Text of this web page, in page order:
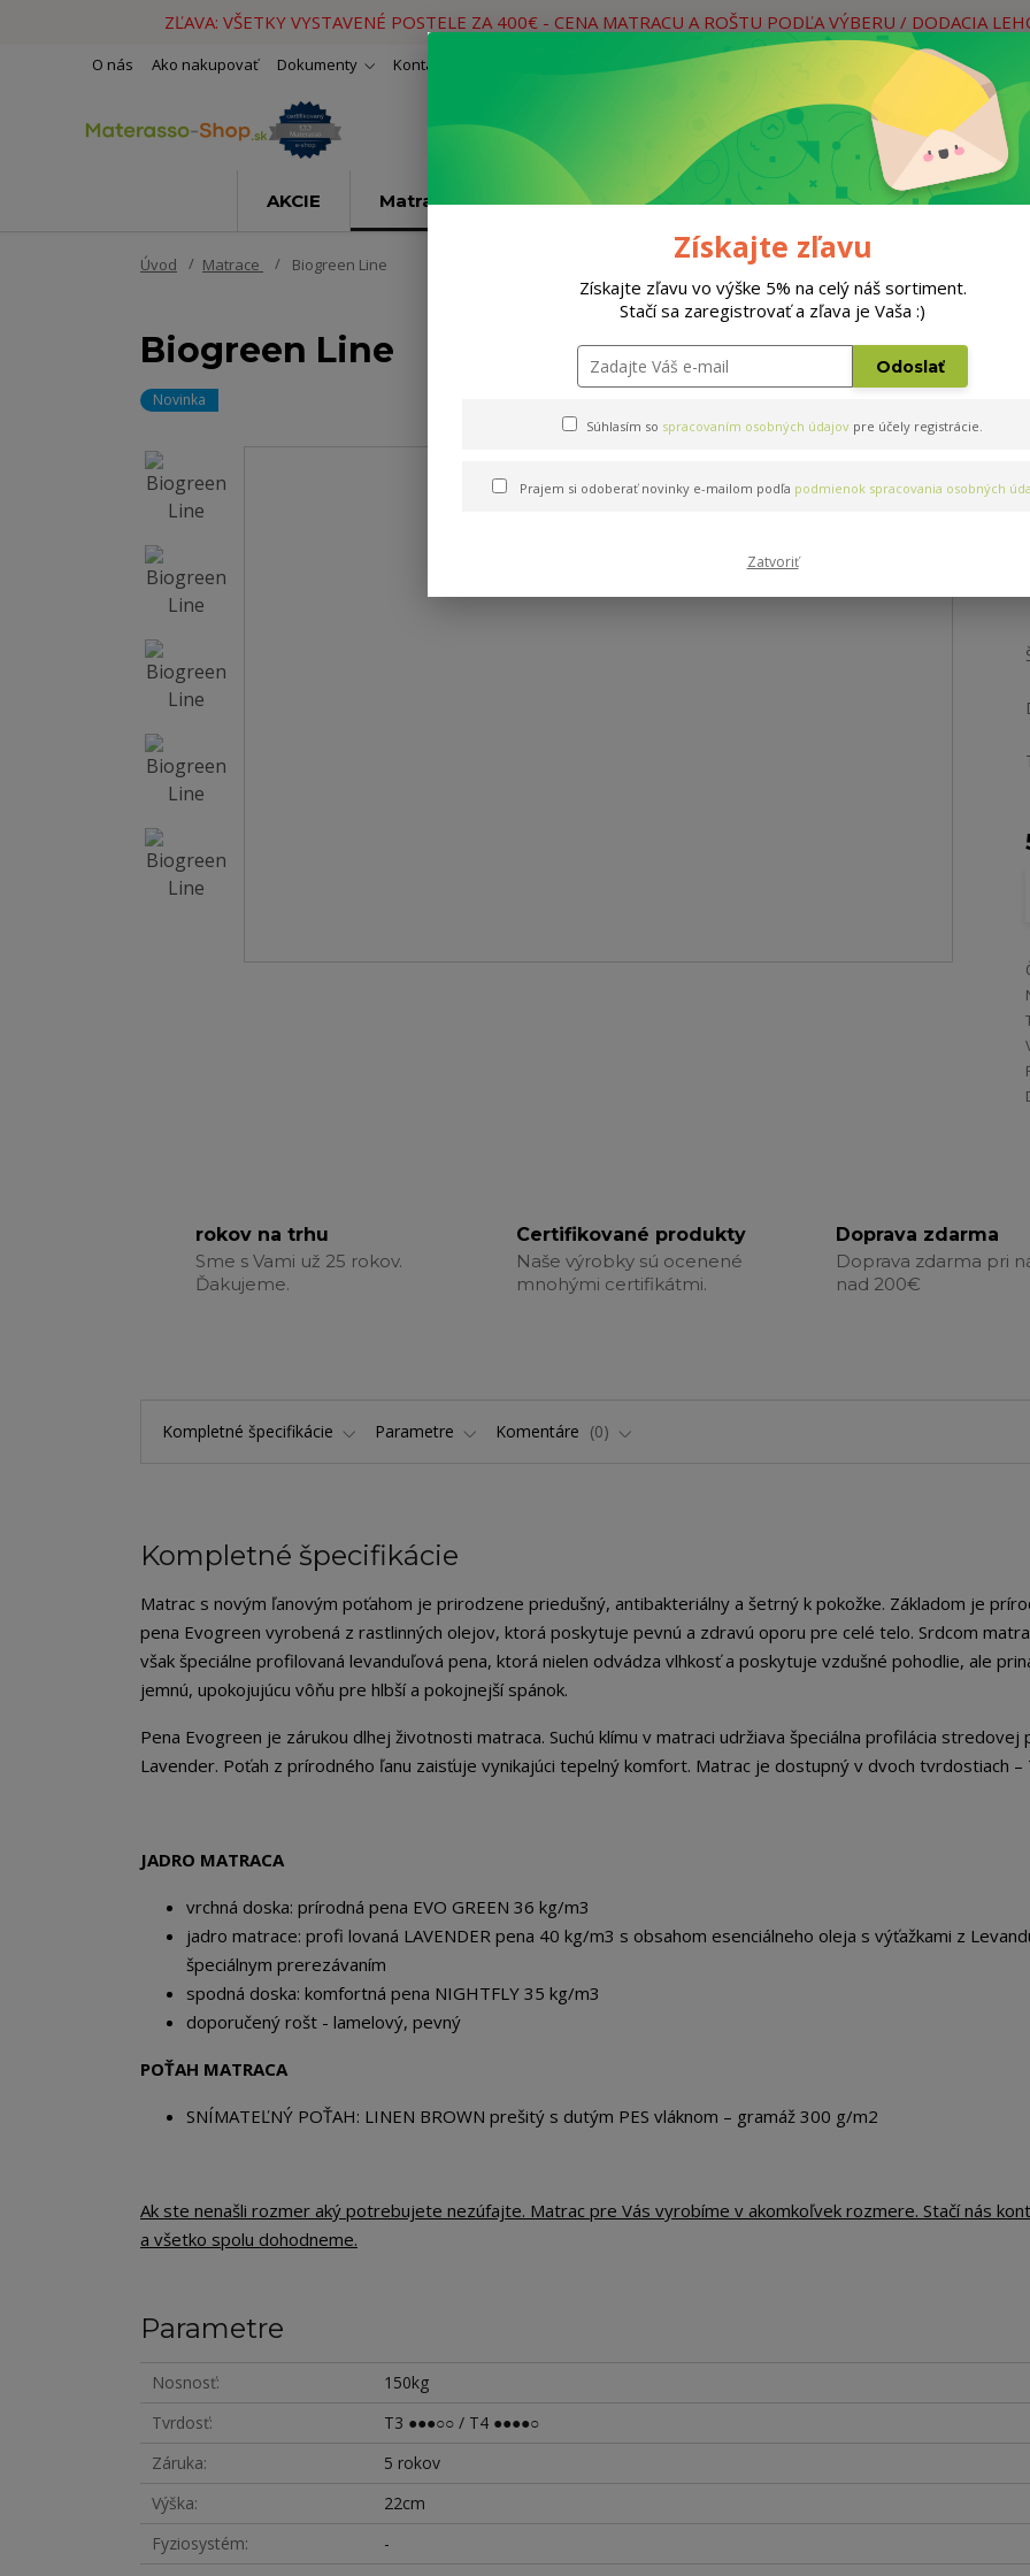
ZĽAVA: VŠETKY VYSTAVENÉ POSTELE ZA 400€ - CENA MATRACU A ROŠTU PODĽA VÝBERU / DODACIA
O nás Ako nakupovať Dokumenty Kontakty
Hľadať
Neviete si rady? Zavolajte.
AKCIE Matrace Rošty Doplnky Postele
Úvod Matrace Biogreen Line
Biogreen Line
Novinka
rokov na trhu
Sme s Vami už 25 rokov.
Ďakujeme.
Certifikované produkty
Naše výrobky sú ocenené
mnohými certifikátmi.
Doprava zdarma
Doprava zdarma pri
nad 200€
Kompletné špecifikácie Parametre Komentáre 0
Kompletné špecifikácie
Matrac s novým ľanovým poťahom je prirodzene priedušný, antibakteriálny a šetrný k pokožke. Základom je
pena Evogreen vyrobená z rastlinných olejov, ktorá poskytuje pevnú a zdravú oporu pre celé telo. Srdcom
však špeciálne profilovaná levanduľová pena, ktorá nielen odvádza vlhkosť a poskytuje vzdušné pohodlie, ale
jemnú, upokojujúcu vôňu pre hlbší a pokojnejší spánok.
Pena Evogreen je zárukou dlhej životnosti matraca. Suchú klímu v matraci udržiava špeciálna profilácia stredovej
Lavender. Poťah z prírodného ľanu zaisťuje vynikajúci tepelný komfort. Matrac je dostupný v dvoch tvrdostiach –
JADRO MATRACA
vrchná doska: prírodná pena EVO GREEN 36 kg/m3
jadro matrace: profi lovaná LAVENDER pena 40 kg/m3 s obsahom esenciálneho oleja s výťažkami z
špeciálnym prerezávaním
spodná doska: komfortná pena NIGHTFLY 35 kg/m3
doporučený rošt - lamelový, pevný
POŤAH MATRACA
SNÍMATEĽNÝ POŤAH: LINEN BROWN prešitý s dutým PES vláknom – gramáž 300 g/m2
Ak ste nenašli rozmer aký potrebujete nezúfajte. Matrac pre Vás vyrobíme v akomkoľvek rozmere. Stačí nás
a všetko spolu dohodneme.
Parametre
Nosnosť
150kg
Tvrdosť
T3 ●●●○○ / T4 ●●●●○
Záruka
5 rokov
Výška
22cm
Fyziosystém
-
Získajte zľavu
Získajte zľavu vo výške 5% na celý náš sortiment.
Stačí sa zaregistrovať a zľava je Vaša :)
Odoslať
Súhlasím so spracovaním osobných údajov pre účely registrácie.
Prajem si odoberať novinky e-mailom podľa podmienok spracovania osobných
Zatvoriť